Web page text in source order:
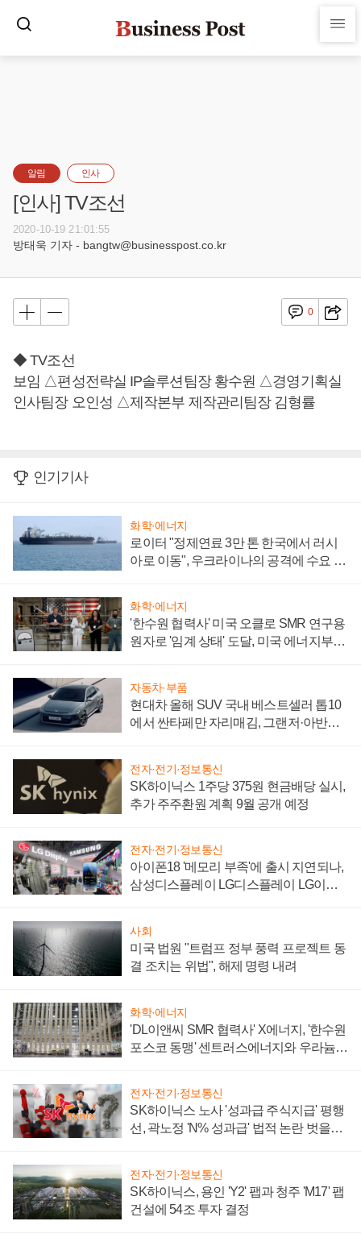
알림 인사
[인사] TV조선
2020-10-19 21:01:55
방태욱 기자 - bangtw@businesspost.co.kr
0
◆ TV조선
보임 △편성전략실 IP솔루션팀장 황수원 △경영기획실
인사팀장 오인성 △제작본부 제작관리팀장 김형률
인기기사
화학·에너지
로이터 "정제연료 3만 톤 한국에서 러시
아로 이동", 우크라이나의 공격에 수요 늘
화학·에너지
'한수원 협력사' 미국 오클로 SMR 연구용
원자로 '임계 상태' 도달, 미국 에너지부
자동차·부품
현대차 올해 SUV 국내 베스트셀러 톱10
에서 싼타페만 자리매김, 그랜저·아반떼
전자·전기·정보통신
SK하이닉스 1주당 375원 현금배당 실시,
추가 주주환원 계획 9월 공개 예정
전자·전기·정보통신
아이폰18 '메모리 부족'에 출시 지연되나,
삼성디스플레이 LG디스플레이 LG이노
사회
미국 법원 "트럼프 정부 풍력 프로젝트 동
결 조치는 위법", 해제 명령 내려
화학·에너지
'DL이앤씨 SMR 협력사' X에너지, '한수원
포스코 동맹' 센트러스에너지와 우라늄
전자·전기·정보통신
SK하이닉스 노사 '성과급 주식지급' 평행
선, 곽노정 'N% 성과급' 법적 논란 벗을지
전자·전기·정보통신
SK하이닉스, 용인 'Y2' 팹과 청주 'M17' 팹
건설에 54조 투자 결정